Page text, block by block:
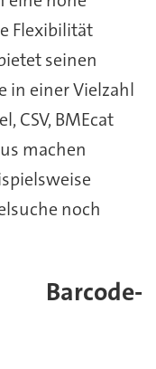
Flexibilität
seinen
in einer Vielzahl
CSV, BMEcat
machen
noch
Barcode-